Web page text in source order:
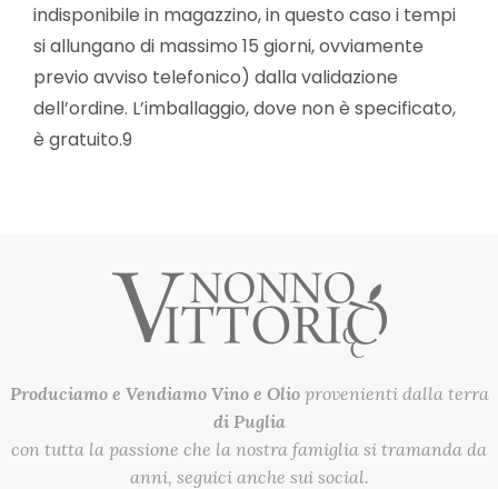
indisponibile in magazzino, in questo caso i tempi
si allungano di massimo 15 giorni, ovviamente
previo avviso telefonico) dalla validazione
dell’ordine. L’imballaggio, dove non è specificato,
è gratuito.9
Produciamo e Vendiamo Vino e Olioprovenienti dalla terra
di Puglia
con tutta la passione che la nostra famiglia si tramanda da
anni, seguici anche sui social.